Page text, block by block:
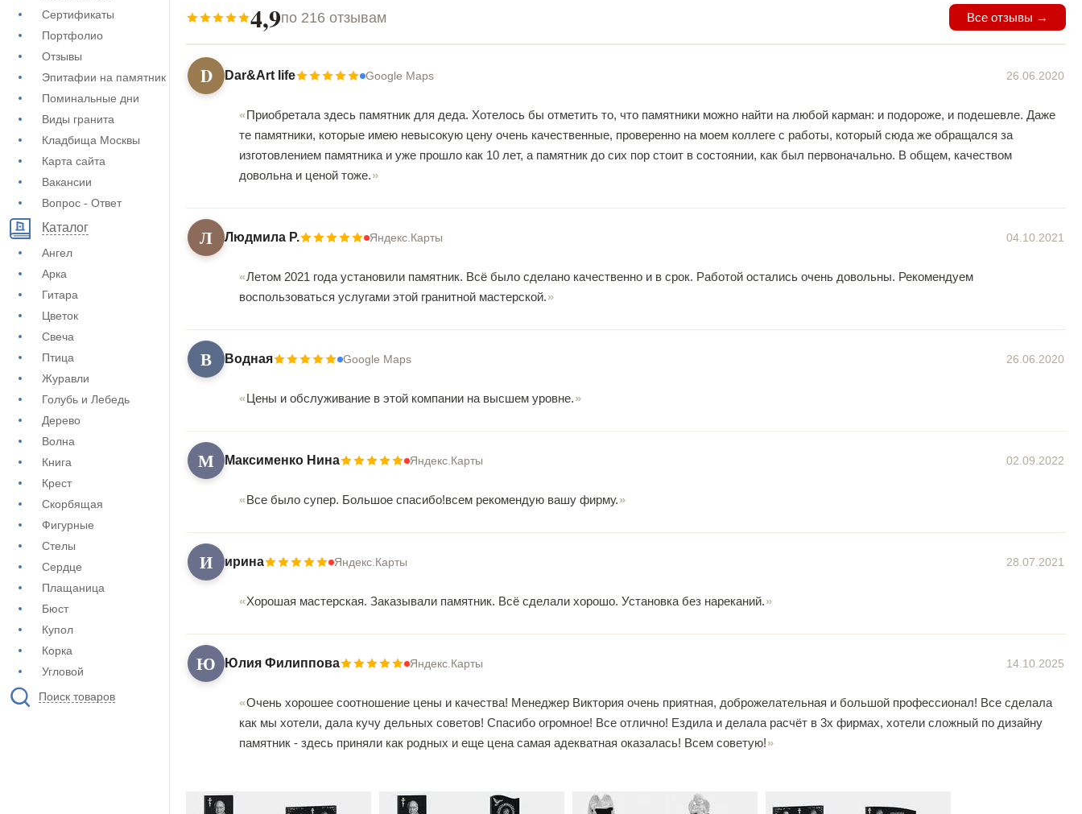
Сертификаты
Портфолио
Отзывы
Эпитафии на памятник
Поминальные дни
Виды гранита
Кладбища Москвы
Карта сайта
Вакансии
Вопрос - Ответ
Каталог
Ангел
Арка
Гитара
Цветок
Свеча
Птица
Журавли
Голубь и Лебедь
Дерево
Волна
Книга
Крест
Скорбящая
Фигурные
Стелы
Сердце
Плащаница
Бюст
Купол
Корка
Угловой
Поиск товаров
4,9по 216 отзывам Все отзывы →
D Dar&Art life Google Maps 26.06.2020
Приобретала здесь памятник для деда. Хотелось бы отметить то, что памятники можно найти на любой карман: и подороже, и подешевле. Даже
те памятники, которые имею невысокую цену очень качественные, проверенно на моем коллеге с работы, который сюда же обращался за
изготовлением памятника и уже прошло как 10 лет, а памятник до сих пор стоит в состоянии, как был первоначально. В общем, качеством
довольна и ценой тоже.
Л Людмила Р. Яндекс.Карты 04.10.2021
Летом 2021 года установили памятник. Всё было сделано качественно и в срок. Работой остались очень довольны. Рекомендуем
воспользоваться услугами этой гранитной мастерской.
В Водная Google Maps 26.06.2020
Цены и обслуживание в этой компании на высшем уровне.
М Максименко Нина Яндекс.Карты 02.09.2022
Все было супер. Большое спасибо!всем рекомендую вашу фирму.
И ирина Яндекс.Карты 28.07.2021
Хорошая мастерская. Заказывали памятник. Всё сделали хорошо. Установка без нареканий.
Ю Юлия Филиппова Яндекс.Карты 14.10.2025
Очень хорошее соотношение цены и качества! Менеджер Виктория очень приятная, доброжелательная и большой профессионал! Все сделала
как мы хотели, дала кучу дельных советов! Спасибо огромное! Все отлично! Ездила и делала расчёт в 3х фирмах, хотели сложный по дизайну
памятник - здесь приняли как родных и еще цена самая адекватная оказалась! Всем советую!